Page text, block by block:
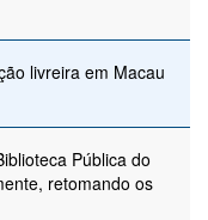
livreira em Macau
Pública do
retomando os